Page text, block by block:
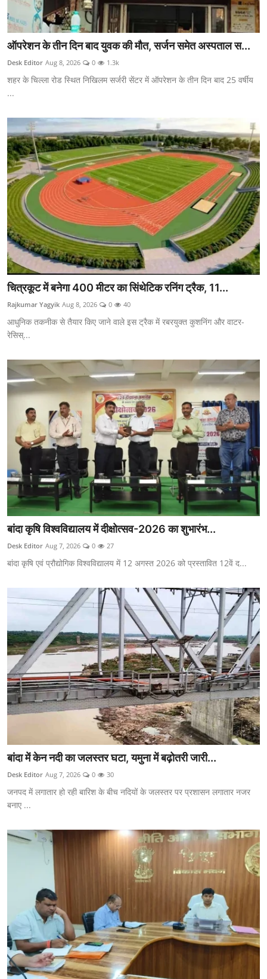
ऑपरेशन के तीन दिन बाद युवक की मौत, सर्जन समेत अस्पताल स...
Desk Editor Aug 8, 2026 0 1.3k
शहर के चिल्ला रोड स्थित निखिलम सर्जरी सेंटर में ऑपरेशन के तीन दिन बाद 25 वर्षीय
...
चित्रकूट में बनेगा 400 मीटर का सिंथेटिक रनिंग ट्रैक, 11...
Rajkumar Yagyik Aug 8, 2026 0 40
आधुनिक तकनीक से तैयार किए जाने वाले इस ट्रैक में रबरयुक्त कुशनिंग और वाटर-
रेसिस्...
बांदा कृषि विश्वविद्यालय में दीक्षोत्सव-2026 का शुभारंभ...
Desk Editor Aug 7, 2026 0 27
बांदा कृषि एवं प्रौद्योगिक विश्वविद्यालय में 12 अगस्त 2026 को प्रस्तावित 12वें द...
बांदा में केन नदी का जलस्तर घटा, यमुना में बढ़ोतरी जारी...
Desk Editor Aug 7, 2026 0 30
जनपद में लगातार हो रही बारिश के बीच नदियों के जलस्तर पर प्रशासन लगातार नजर
बनाए ...